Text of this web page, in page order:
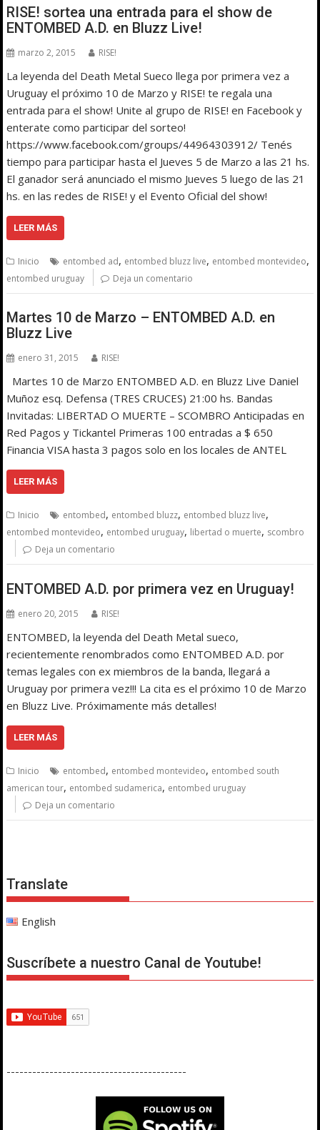
RISE! sortea una entrada para el show de
ENTOMBED A.D. en Bluzz Live!
marzo 2, 2015 RISE!
La leyenda del Death Metal Sueco llega por primera vez a
Uruguay el próximo 10 de Marzo y RISE! te regala una
entrada para el show! Unite al grupo de RISE! en Facebook y
enterate como participar del sorteo!
https://www.facebook.com/groups/44964303912/ Tenés
tiempo para participar hasta el Jueves 5 de Marzo a las 21 hs.
El ganador será anunciado el mismo Jueves 5 luego de las 21
hs. en las redes de RISE! y el Evento Oficial del show!
LEER MÁS
Inicio entombed ad, entombed bluzz live, entombed montevideo,
entombed uruguay Deja un comentario
Martes 10 de Marzo – ENTOMBED A.D. en
Bluzz Live
enero 31, 2015 RISE!
Martes 10 de Marzo ENTOMBED A.D. en Bluzz Live Daniel
Muñoz esq. Defensa (TRES CRUCES) 21:00 hs. Bandas
Invitadas: LIBERTAD O MUERTE – SCOMBRO Anticipadas en
Red Pagos y Tickantel Primeras 100 entradas a $ 650
Financia VISA hasta 3 pagos solo en los locales de ANTEL
LEER MÁS
Inicio entombed, entombed bluzz, entombed bluzz live,
entombed montevideo, entombed uruguay, libertad o muerte, scombro
Deja un comentario
ENTOMBED A.D. por primera vez en Uruguay!
enero 20, 2015 RISE!
ENTOMBED, la leyenda del Death Metal sueco,
recientemente renombrados como ENTOMBED A.D. por
temas legales con ex miembros de la banda, llegará a
Uruguay por primera vez!!! La cita es el próximo 10 de Marzo
en Bluzz Live. Próximamente más detalles!
LEER MÁS
Inicio entombed, entombed montevideo, entombed south
american tour, entombed sudamerica, entombed uruguay
Deja un comentario
Translate
English
Suscríbete a nuestro Canal de Youtube!
------------------------------------------